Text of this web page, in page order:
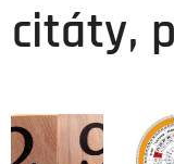
citáty,